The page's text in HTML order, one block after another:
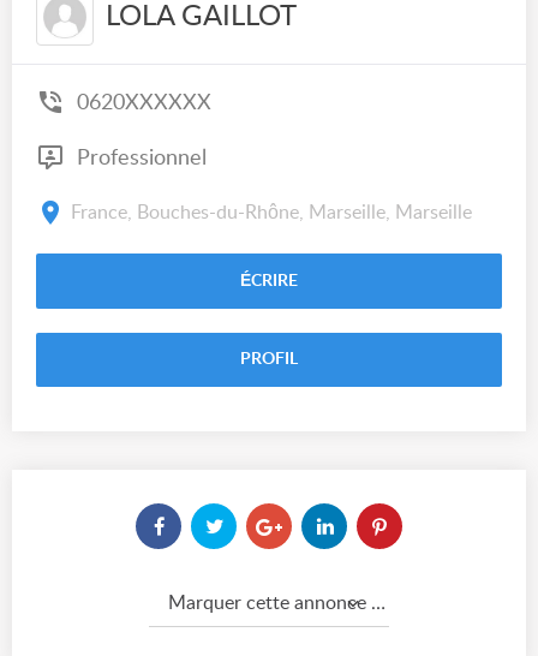
LOLA GAILLOT
0620XXXXXX
Professionnel
France, Bouches-du-Rhône, Marseille, Marseille
ÉCRIRE
PROFIL
Marquer cette annonce comme...